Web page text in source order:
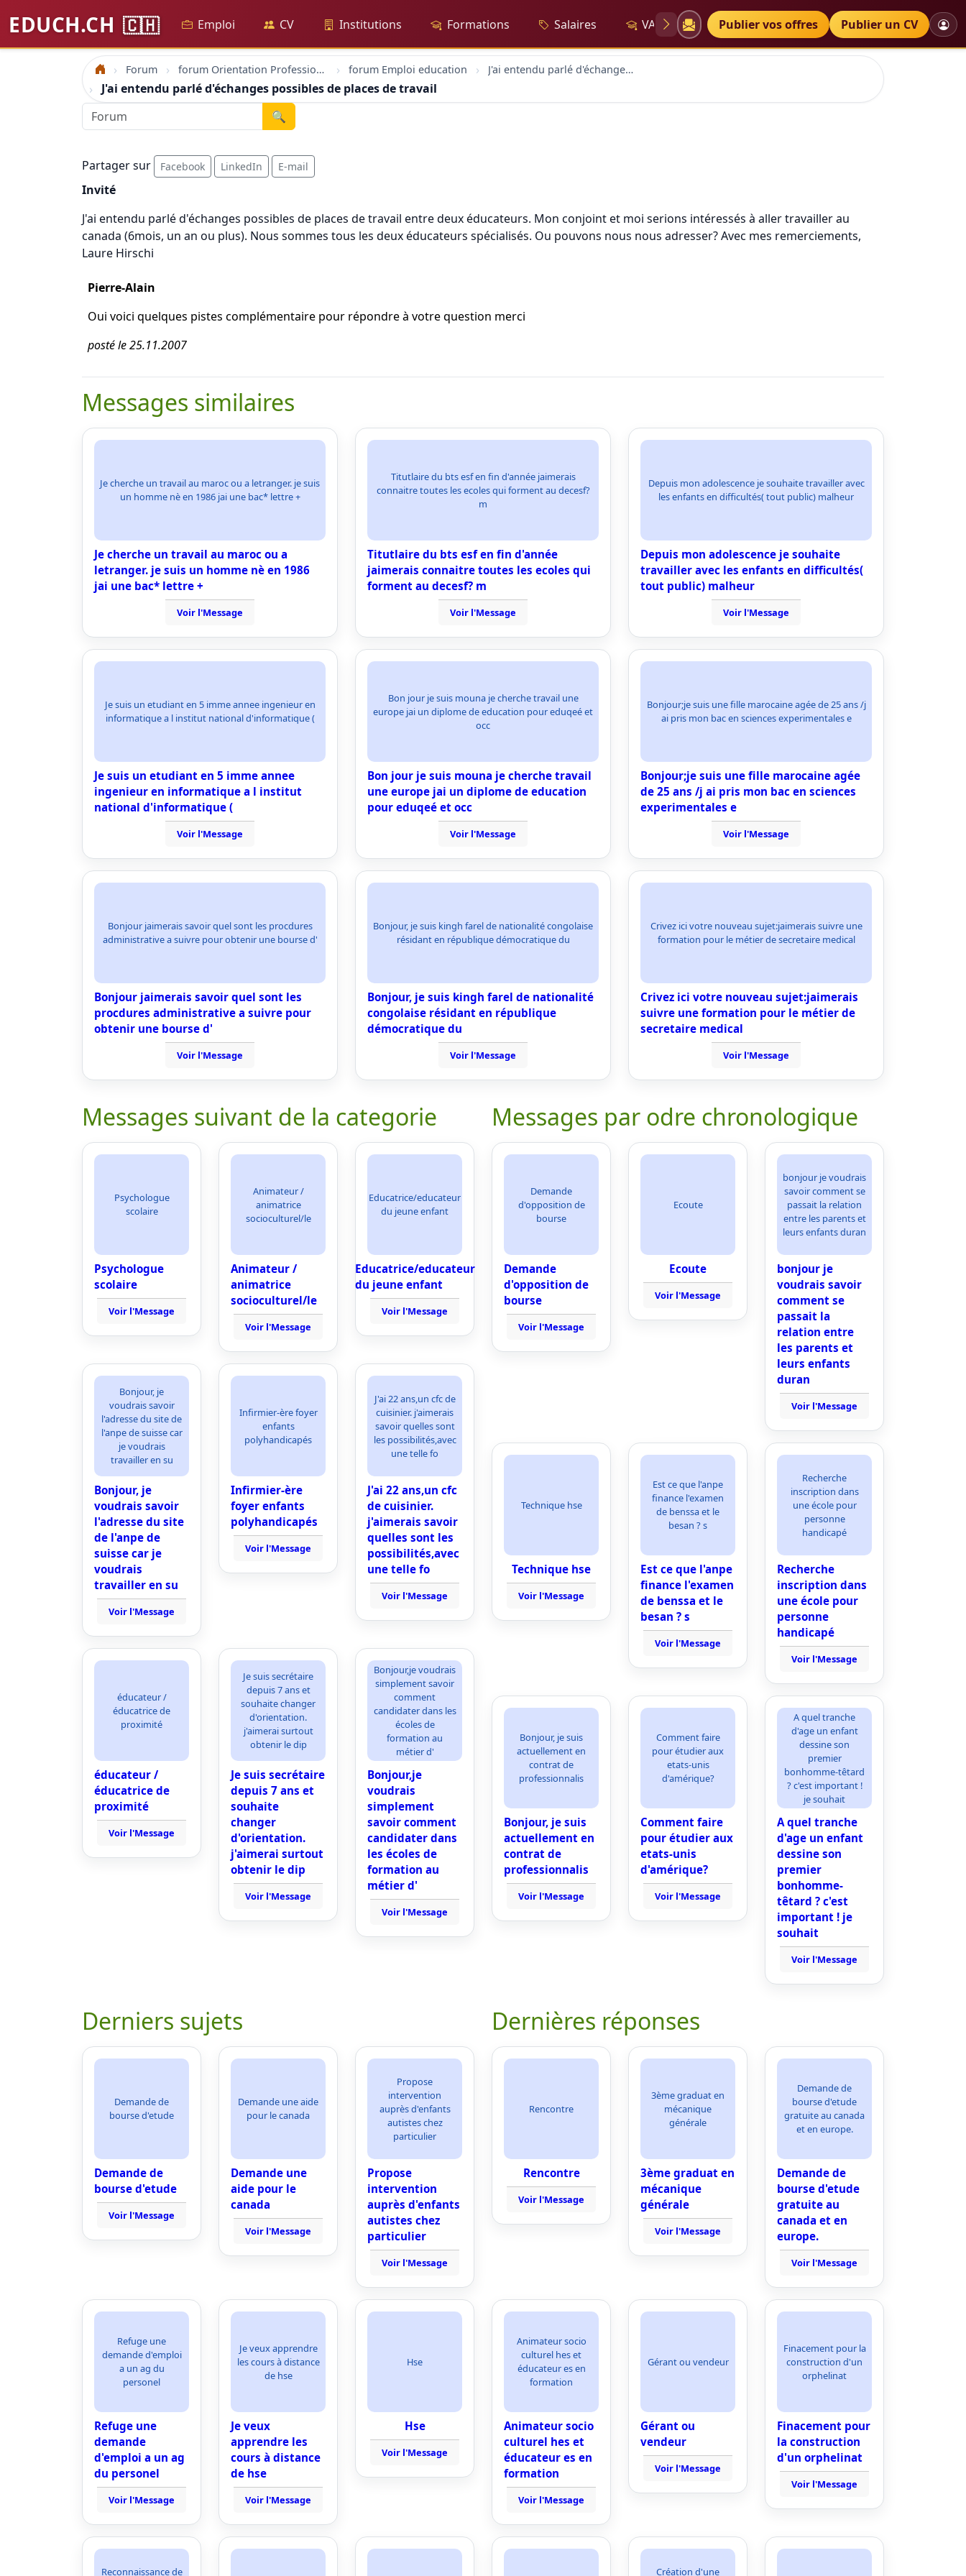
EDUCH.CH 🇨🇭 Emploi CV Institutions Formations Salaires VAE Diplômes Petites annonces
Publier vos offres Publier un CV
Accueil Forum forum Orientation Professionnelle forum Emploi education J'ai entendu parlé d'échanges possibles de places de travail entre deux éducateurs. mon conjoint
J'ai entendu parlé d'échanges possibles de places de travail entre deux éducateurs. mon conjoint
🔍
Partager sur Facebook LinkedIn E-mail
Invité
J'ai entendu parlé d'échanges possibles de places de travail entre deux éducateurs. Mon conjoint et moi serions intéressés à aller travailler au
canada (6mois, un an ou plus). Nous sommes tous les deux éducateurs spécialisés. Ou pouvons nous nous adresser? Avec mes remerciements,
Laure Hirschi
Pierre-Alain
Oui voici quelques pistes complémentaire pour répondre à votre question merci
posté le 25.11.2007
Messages similaires
Je cherche un travail au maroc ou a letranger. je suis
un homme nè en 1986 jai une bac* lettre +
Je cherche un travail au maroc ou a
letranger. je suis un homme nè en 1986
jai une bac* lettre +
Voir l'Message
Titutlaire du bts esf en fin d'année jaimerais
connaitre toutes les ecoles qui forment au decesf?
m
Titutlaire du bts esf en fin d'année
jaimerais connaitre toutes les ecoles qui
forment au decesf? m
Voir l'Message
Depuis mon adolescence je souhaite travailler avec
les enfants en difficultés( tout public) malheur
Depuis mon adolescence je souhaite
travailler avec les enfants en difficultés(
tout public) malheur
Voir l'Message
Je suis un etudiant en 5 imme annee ingenieur en
informatique a l institut national d'informatique (
Je suis un etudiant en 5 imme annee
ingenieur en informatique a l institut
national d'informatique (
Voir l'Message
Bon jour je suis mouna je cherche travail une
europe jai un diplome de education pour eduqeé et
occ
Bon jour je suis mouna je cherche travail
une europe jai un diplome de education
pour eduqeé et occ
Voir l'Message
Bonjour;je suis une fille marocaine agée de 25 ans /j
ai pris mon bac en sciences experimentales e
Bonjour;je suis une fille marocaine agée
de 25 ans /j ai pris mon bac en sciences
experimentales e
Voir l'Message
Bonjour jaimerais savoir quel sont les procdures
administrative a suivre pour obtenir une bourse d'
Bonjour jaimerais savoir quel sont les
procdures administrative a suivre pour
obtenir une bourse d'
Voir l'Message
Bonjour, je suis kingh farel de nationalité congolaise
résidant en république démocratique du
Bonjour, je suis kingh farel de nationalité
congolaise résidant en république
démocratique du
Voir l'Message
Crivez ici votre nouveau sujet:jaimerais suivre une
formation pour le métier de secretaire medical
Crivez ici votre nouveau sujet:jaimerais
suivre une formation pour le métier de
secretaire medical
Voir l'Message
Messages suivant de la categorie
Psychologue
scolaire
Psychologue
scolaire
Voir l'Message
Animateur /
animatrice
socioculturel/le
Animateur /
animatrice
socioculturel/le
Voir l'Message
Educatrice/educateur
du jeune enfant
Educatrice/educateur
du jeune enfant
Voir l'Message
Bonjour, je
voudrais savoir
l'adresse du site de
l'anpe de suisse car
je voudrais
travailler en su
Bonjour, je
voudrais savoir
l'adresse du site
de l'anpe de
suisse car je
voudrais
travailler en su
Voir l'Message
Infirmier-ère foyer
enfants
polyhandicapés
Infirmier-ère
foyer enfants
polyhandicapés
Voir l'Message
J'ai 22 ans,un cfc de
cuisinier. j'aimerais
savoir quelles sont
les possibilités,avec
une telle fo
J'ai 22 ans,un cfc
de cuisinier.
j'aimerais savoir
quelles sont les
possibilités,avec
une telle fo
Voir l'Message
éducateur /
éducatrice de
proximité
éducateur /
éducatrice de
proximité
Voir l'Message
Je suis secrétaire
depuis 7 ans et
souhaite changer
d'orientation.
j'aimerai surtout
obtenir le dip
Je suis secrétaire
depuis 7 ans et
souhaite
changer
d'orientation.
j'aimerai surtout
obtenir le dip
Voir l'Message
Bonjour,je voudrais
simplement savoir
comment
candidater dans les
écoles de
formation au
métier d'
Bonjour,je
voudrais
simplement
savoir comment
candidater dans
les écoles de
formation au
métier d'
Voir l'Message
Messages par odre chronologique
Demande
d'opposition de
bourse
Demande
d'opposition de
bourse
Voir l'Message
Ecoute
Ecoute
Voir l'Message
bonjour je voudrais
savoir comment se
passait la relation
entre les parents et
leurs enfants duran
bonjour je
voudrais savoir
comment se
passait la
relation entre
les parents et
leurs enfants
duran
Voir l'Message
Technique hse
Technique hse
Voir l'Message
Est ce que l'anpe
finance l'examen
de benssa et le
besan ? s
Est ce que l'anpe
finance l'examen
de benssa et le
besan ? s
Voir l'Message
Recherche
inscription dans
une école pour
personne
handicapé
Recherche
inscription dans
une école pour
personne
handicapé
Voir l'Message
Bonjour, je suis
actuellement en
contrat de
professionnalis
Bonjour, je suis
actuellement en
contrat de
professionnalis
Voir l'Message
Comment faire
pour étudier aux
etats-unis
d'amérique?
Comment faire
pour étudier aux
etats-unis
d'amérique?
Voir l'Message
A quel tranche
d'age un enfant
dessine son
premier
bonhomme-têtard
? c'est important !
je souhait
A quel tranche
d'age un enfant
dessine son
premier
bonhomme-
têtard ? c'est
important ! je
souhait
Voir l'Message
Derniers sujets
Demande de
bourse d'etude
Demande de
bourse d'etude
Voir l'Message
Demande une aide
pour le canada
Demande une
aide pour le
canada
Voir l'Message
Propose
intervention
auprès d'enfants
autistes chez
particulier
Propose
intervention
auprès d'enfants
autistes chez
particulier
Voir l'Message
Refuge une
demande d'emploi
a un ag du
personel
Refuge une
demande
d'emploi a un ag
du personel
Voir l'Message
Je veux apprendre
les cours à distance
de hse
Je veux
apprendre les
cours à distance
de hse
Voir l'Message
Hse
Hse
Voir l'Message
Reconnaissance de
Dernières réponses
Rencontre
Rencontre
Voir l'Message
3ème graduat en
mécanique
générale
3ème graduat en
mécanique
générale
Voir l'Message
Demande de
bourse d'etude
gratuite au canada
et en europe.
Demande de
bourse d'etude
gratuite au
canada et en
europe.
Voir l'Message
Animateur socio
culturel hes et
éducateur es en
formation
Animateur socio
culturel hes et
éducateur es en
formation
Voir l'Message
Gérant ou vendeur
Gérant ou
vendeur
Voir l'Message
Finacement pour la
construction d'un
orphelinat
Finacement pour
la construction
d'un orphelinat
Voir l'Message
Création d'une